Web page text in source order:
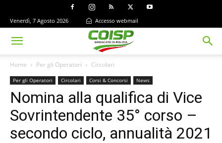
Venerdì, 7 Agosto 2026 Accesso webmail
Home Per gli Operatori Circolari
Per gli Operatori Circolari Corsi & Concorsi News
Nomina alla qualifica di Vice
Sovrintendente 35° corso –
secondo ciclo, annualità 2021